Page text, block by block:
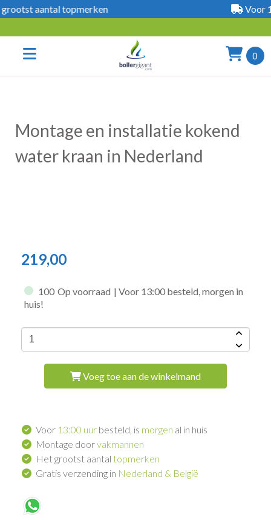
Voor 13:00 besteld is morgen al in huis
0
Montage en installatie kokend
water kraan in Nederland
219,00
100 Op voorraad | Voor 13:00 besteld, morgen in
huis!
Voeg toe aan de winkelmand
Voor 13:00 uur besteld, is morgen al in huis
Montage doorvakmannen
Het grootst aantal topmerken
Gratis verzending in Nederland & België